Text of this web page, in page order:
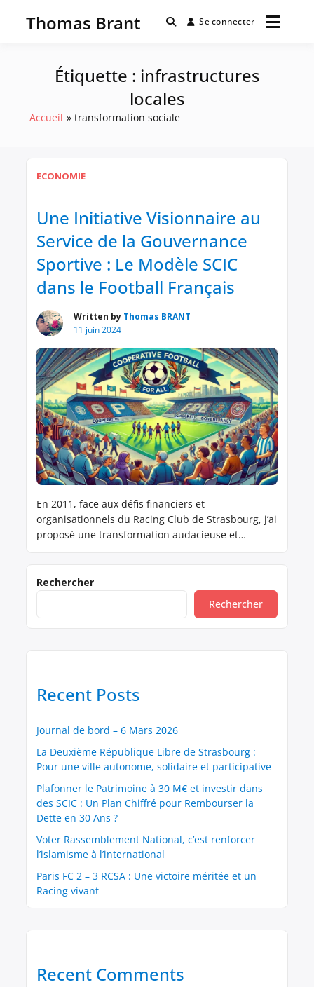
Thomas Brant Se connecter
Étiquette : infrastructures
locales
Accueil transformation sociale
ECONOMIE
Une Initiative Visionnaire au
Service de la Gouvernance
Sportive : Le Modèle SCIC
dans le Football Français
Written by Thomas BRANT
11 juin 2024
En 2011, face aux défis financiers et
organisationnels du Racing Club de Strasbourg, j’ai
proposé une transformation audacieuse et
visait à rassembler les supporters, les collectivités
locales, les entreprises et les salariés au sein
d’une structure démocratique et participative, où
Rechercher
Rechercher
Recent Posts
Journal de bord – 6 Mars 2026
La Deuxième République Libre de Strasbourg :
Pour une ville autonome, solidaire et participative
Plafonner le Patrimoine à 30 M€ et investir dans
des SCIC : Un Plan Chiffré pour Rembourser la
Dette en 30 Ans ?
Voter Rassemblement National, c’est renforcer
l’islamisme à l’international
Paris FC 2 – 3 RCSA : Une victoire méritée et un
Racing vivant
Recent Comments